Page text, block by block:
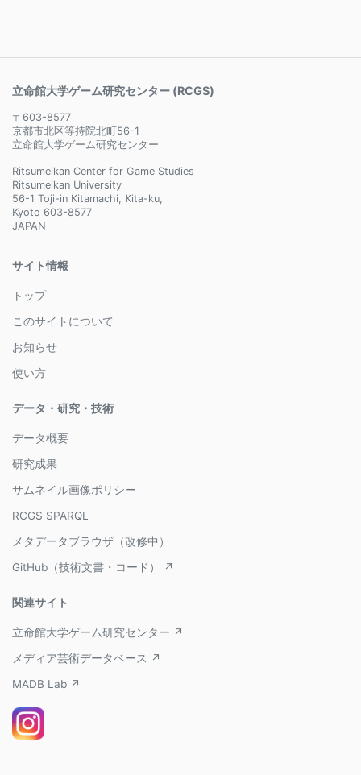
立命館大学ゲーム研究センター (RCGS)
〒603-8577
京都市北区等持院北町56-1
立命館大学ゲーム研究センター
Ritsumeikan Center for Game Studies
Ritsumeikan University
56-1 Toji-in Kitamachi, Kita-ku,
Kyoto 603-8577
JAPAN
サイト情報
トップ
このサイトについて
お知らせ
使い方
データ・研究・技術
データ概要
研究成果
サムネイル画像ポリシー
RCGS SPARQL
メタデータブラウザ（改修中）
GitHub（技術文書・コード） ↗
関連サイト
立命館大学ゲーム研究センター ↗
メディア芸術データベース ↗
MADB Lab ↗